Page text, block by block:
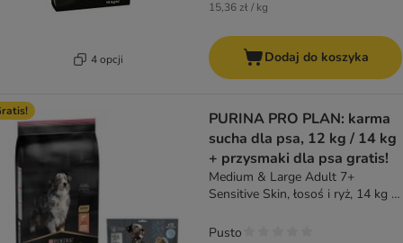
4 opcji
15,36 zł / kg
Dodaj do koszyka
PURINA PRO PLAN: karma
sucha dla psa, 12 kg / 14 kg
+ przysmaki dla psa gratis!
Medium & Large Adult 7+
Sensitive Skin, łosoś i ryż, 14 kg +
40 kg), 426 g (12 sztuk)
Pusto